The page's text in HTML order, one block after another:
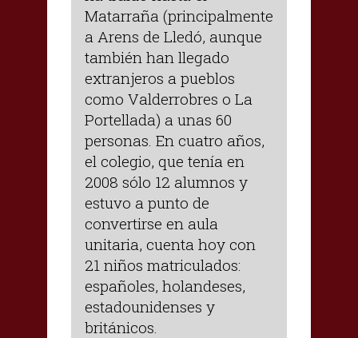
Matarraña (principalmente
a Arens de Lledó, aunque
también han llegado
extranjeros a pueblos
como Valderrobres o La
Portellada) a unas 60
personas. En cuatro años,
el colegio, que tenía en
2008 sólo 12 alumnos y
estuvo a punto de
convertirse en aula
unitaria, cuenta hoy con
21 niños matriculados:
españoles, holandeses,
estadounidenses y
británicos.